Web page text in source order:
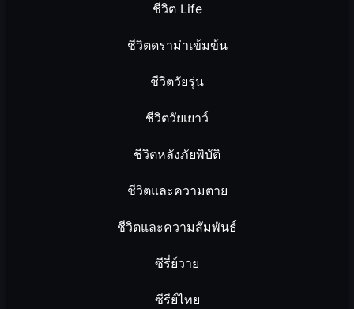
ชีวิต Life
ชีวิตดราม่าเข้มข้น
ชีวิตวัยรุ่น
ชีวิตวัยเยาว์
ชีวิตหลังภัยพิบัติ
ชีวิตและความตาย
ชีวิตและความสัมพันธ์
ซีรี่ย์วาย
ซีรีย์ไทย